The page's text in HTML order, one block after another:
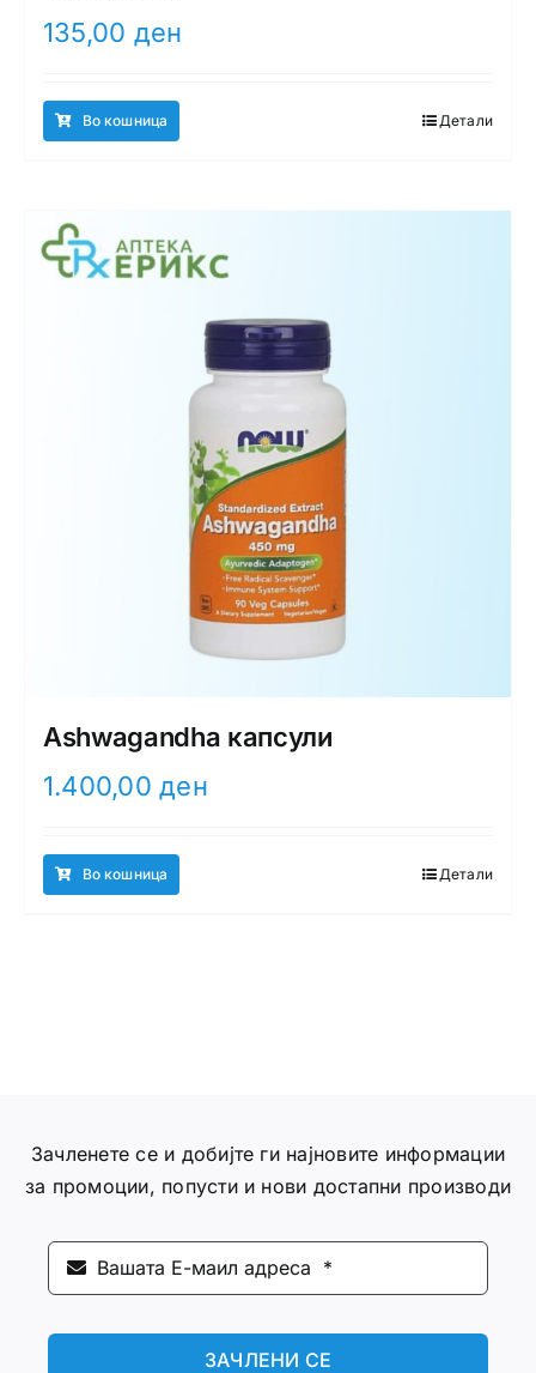
135,00 ден
Во кошница Детали
Ashwagandha капсули
1.400,00ден
Во кошница Детали
Зачленете се и добијте ги најновите информации
за промоции, попусти и нови достапни производи
ЗАЧЛЕНИ СЕ